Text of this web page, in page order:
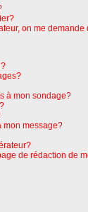
on me
à mon sondage?
mon message?
de rédaction de